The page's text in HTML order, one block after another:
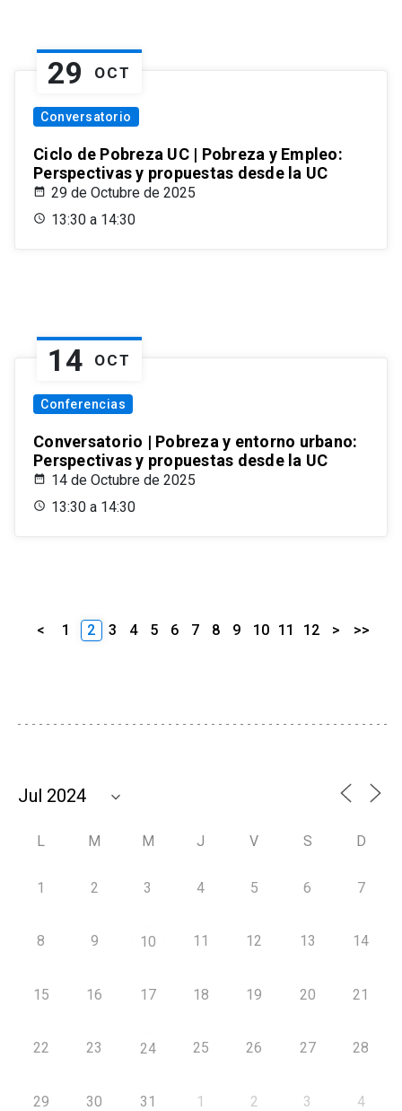
29 OCT
Conversatorio
Ciclo de Pobreza UC | Pobreza y Empleo:
Perspectivas y propuestas desde la UC
29 de Octubre de 2025
13:30 a 14:30
14 OCT
Conferencias
Conversatorio | Pobreza y entorno urbano:
Perspectivas y propuestas desde la UC
14 de Octubre de 2025
13:30 a 14:30
< 1 2 3 4 5 6 7 8 9 10 11 12 > >>
L M M J V S D
1 2 3 4 5 6 7
8 9 10 11 12 13 14
15 16 17 18 19 20 21
22 23 24 25 26 27 28
29 30 31 1 2 3 4